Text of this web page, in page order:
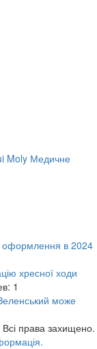
Moly Медичне
оформлення в 2024
хресної ходи
1
може
Всі права захищено.